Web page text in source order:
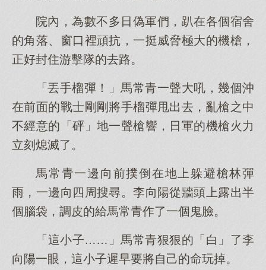
院內，為數不多日偽軍們，趴在各個宿舍
的角落、窗口裡頑抗，一挺威脅極大的機槍，
正好封住游擊隊的去路。
「丟手榴彈！」馬常青一聲大吼，幾個沖
在前面的戰士剛剛將手榴彈甩出去，亂槍之中
不經意的「砰」地一聲槍響，日軍的機槍火力
立刻熄滅了。
馬常青一邊向前撲倒在地上躲避槍林彈
雨，一邊向四周搜尋。李向陽從牆頭上露出半
個腦袋，調皮的給馬常青作了一個鬼臉。
「這小子……」馬常青狠狠的「白」了李
向陽一眼，這小子遲早要將自己的命玩掉。